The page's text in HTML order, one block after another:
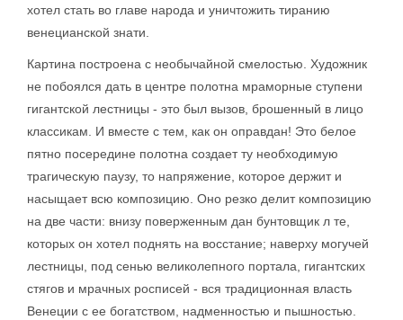
хотел стать во главе народа и уничтожить тиранию
венецианской знати.
Картина построена с необычайной смелостью. Художник
не побоялся дать в центре полотна мраморные ступени
гигантской лестницы - это был вызов, брошенный в лицо
классикам. И вместе с тем, как он оправдан! Это белое
пятно посередине полотна создает ту необходимую
трагическую паузу, то напряжение, которое держит и
насыщает всю композицию. Оно резко делит композицию
на две части: внизу поверженным дан бунтовщик л те,
которых он хотел поднять на восстание; наверху могучей
лестницы, под сенью великолепного портала, гигантских
стягов и мрачных росписей - вся традиционная власть
Венеции с ее богатством, надменностью и пышностью.